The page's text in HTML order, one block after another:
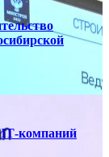
компаний